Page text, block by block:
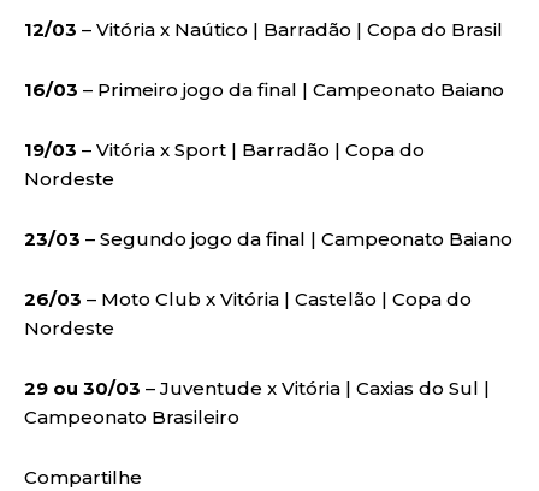
12/03 – Vitória x Naútico | Barradão | Copa do Brasil
16/03 – Primeiro jogo da final | Campeonato Baiano
19/03 – Vitória x Sport | Barradão | Copa do
Nordeste
23/03 – Segundo jogo da final | Campeonato Baiano
26/03 – Moto Club x Vitória | Castelão | Copa do
Nordeste
29 ou 30/03 – Juventude x Vitória | Caxias do Sul |
Campeonato Brasileiro
Compartilhe